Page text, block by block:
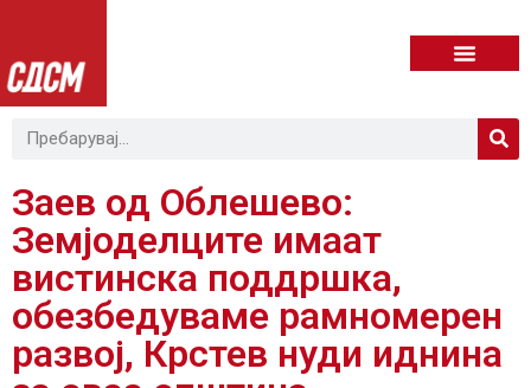
Заев од Облешево:
Земјоделците имаат
вистинска поддршка,
обезбедуваме рамномерен
развој, Крстев нуди иднина